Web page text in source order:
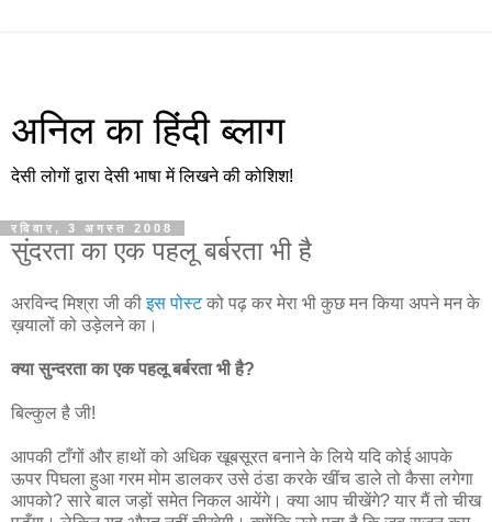
अनिल का हिंदी ब्लाग
देसी लोगों द्वारा देसी भाषा में लिखने की कोशिश!
रविवार, 3 अगस्त 2008
सुंदरता का एक पहलू बर्बरता भी है
अरविन्द मिश्रा जी कीइस पोस्टको पढ़ कर मेरा भी कुछ मन किया अपने मन के
ख़यालों को उड़ेलने का।
क्या सुन्दरता का एक पहलू बर्बरता भी है?
बिल्कुल है जी!
आपकी टाँगों और हाथों को अधिक खूबसूरत बनाने के लिये यदि कोई आपके
ऊपर पिघला हुआ गरम मोम डालकर उसे ठंडा करके खींच डाले तो कैसा लगेगा
आपको? सारे बाल जड़ों समेत निकल आयेंगे। क्या आप चीखेंगे? यार मैं तो चीख